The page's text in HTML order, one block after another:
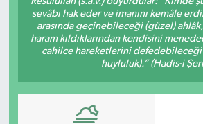
sevâbı hak eder ve imanını kemâle
arasında geçinebileceği (güzel) ahlâk,
haram kıldıklarından kendisini
cahilce hareketlerini defedebileceği
huyluluk).” (Hadis-i
DÜNYA
Edremit